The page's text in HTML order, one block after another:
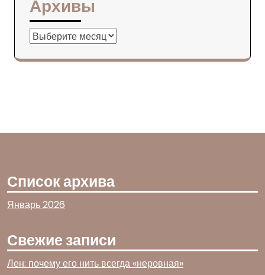
Архивы
Архивы
Список архива
Январь 2026
Свежие записи
Лен: почему его нить всегда «неровная»